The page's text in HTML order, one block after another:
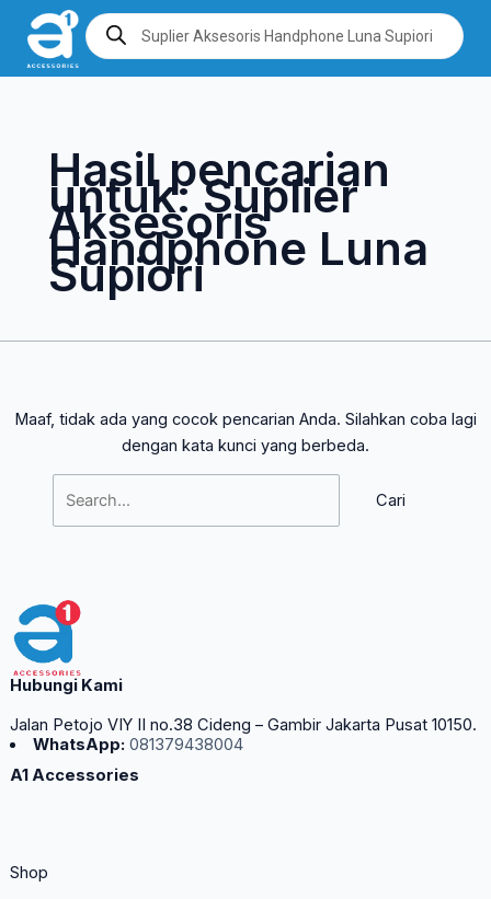
Lewati
konten
Products
search
Hasil pencarian
untuk:Suplier
Aksesoris
Handphone Luna
Supiori
Maaf, tidak ada yang cocok pencarian Anda. Silahkan coba lagi
dengan kata kunci yang berbeda.
Cari
untuk:
Hubungi Kami
Jalan Petojo VIY II no.38 Cideng – Gambir Jakarta Pusat 10150.
WhatsApp: 081379438004
A1 Accessories
Shop